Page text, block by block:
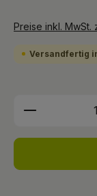
Preise inkl.
Versandfertig
Produkt